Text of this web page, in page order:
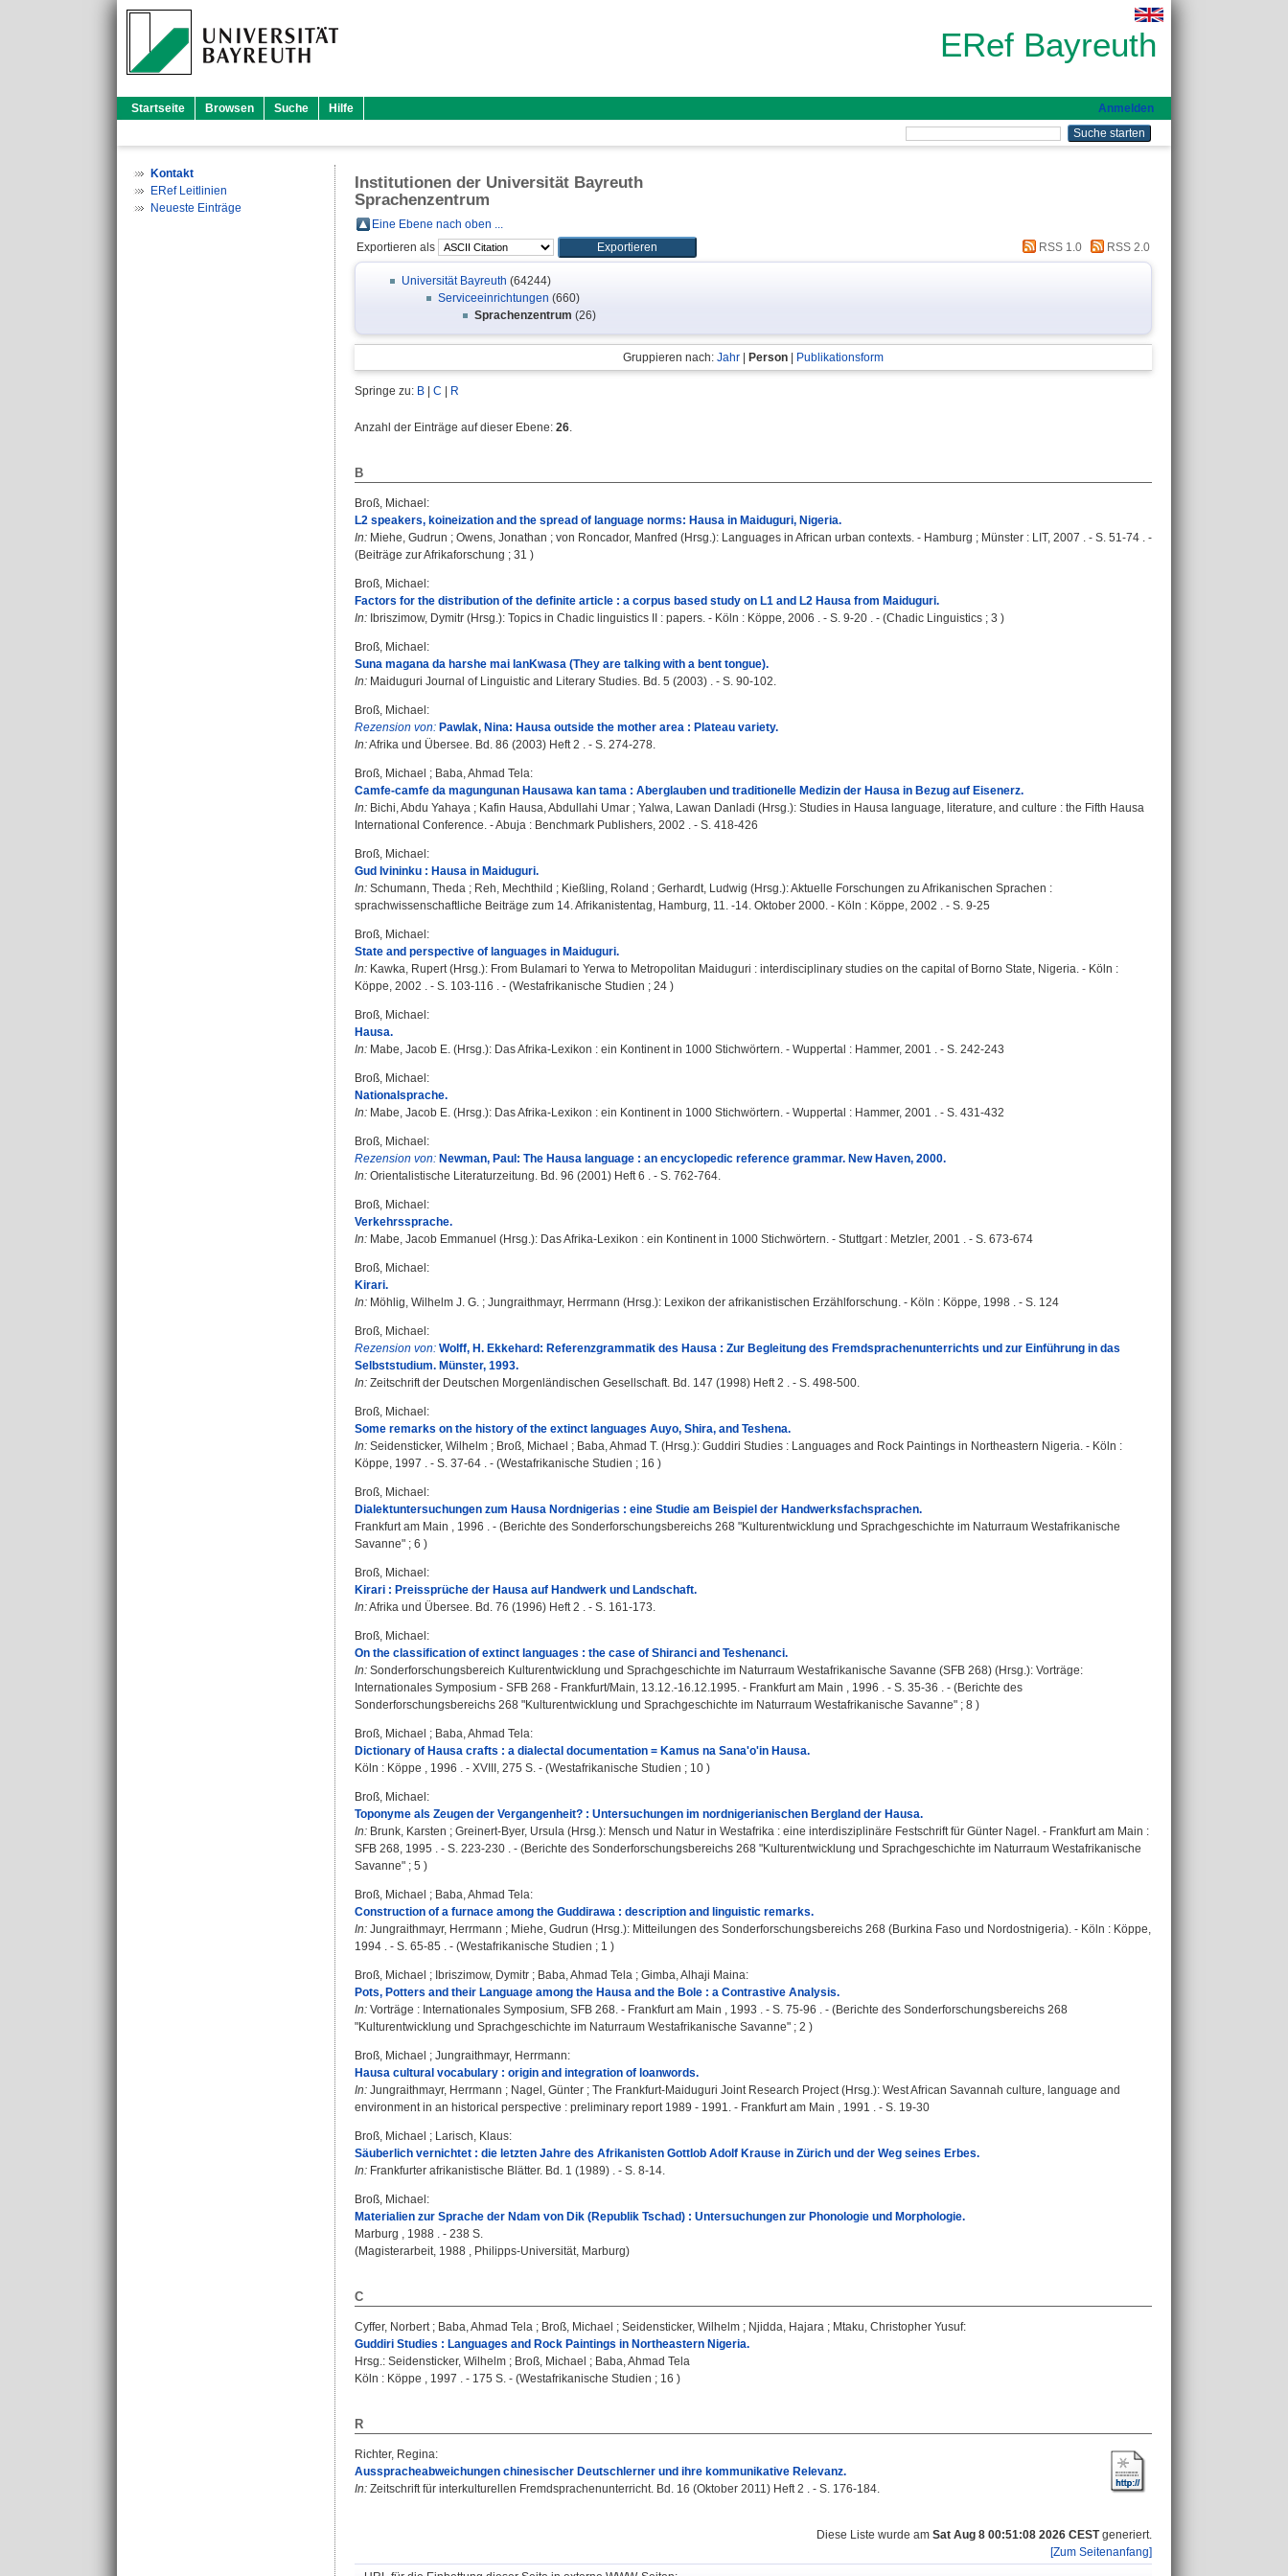
ERef Bayreuth
Startseite Browsen Suche Hilfe Anmelden
Kontakt
ERef Leitlinien
Neueste Einträge
Institutionen der Universität Bayreuth
Sprachenzentrum
Eine Ebene nach oben ...
Exportieren als
RSS 1.0 RSS 2.0
Universität Bayreuth (64244)
Serviceeinrichtungen (660)
Sprachenzentrum (26)
Gruppieren nach: Jahr Person Publikationsform
Springe zu: B C R
Anzahl der Einträge auf dieser Ebene: 26.
B
Broß, Michael :
L2 speakers, koineization and the spread of language norms: Hausa in Maiduguri, Nigeria.
In: Miehe, Gudrun ; Owens, Jonathan ; von Roncador, Manfred (Hrsg.): Languages in African urban contexts. - Hamburg ; Münster : LIT, 2007 . - S. 51-74 . -
(Beiträge zur Afrikaforschung ; 31 )
Broß, Michael :
Factors for the distribution of the definite article : a corpus based study on L1 and L2 Hausa from Maiduguri.
In: Ibriszimow, Dymitr (Hrsg.): Topics in Chadic linguistics II : papers. - Köln : Köppe, 2006 . - S. 9-20 . - (Chadic Linguistics ; 3 )
Broß, Michael :
Suna magana da harshe mai lanKwasa (They are talking with a bent tongue).
In: Maiduguri Journal of Linguistic and Literary Studies. Bd. 5 (2003) . - S. 90-102.
Broß, Michael :
Rezension von: Pawlak, Nina: Hausa outside the mother area : Plateau variety.
In:Afrika und Übersee. Bd. 86 (2003) Heft 2 . - S. 274-278.
Broß, Michael ; Baba, Ahmad Tela:
Camfe-camfe da magungunan Hausawa kan tama : Aberglauben und traditionelle Medizin der Hausa in Bezug auf Eisenerz.
In: Bichi, Abdu Yahaya ; Kafin Hausa, Abdullahi Umar ; Yalwa, Lawan Danladi (Hrsg.): Studies in Hausa language, literature, and culture : the Fifth Hausa
International Conference. - Abuja : Benchmark Publishers, 2002 . - S. 418-426
Broß, Michael :
Gud Ivininku : Hausa in Maiduguri.
In: Schumann, Theda ; Reh, Mechthild ; Kießling, Roland ; Gerhardt, Ludwig (Hrsg.): Aktuelle Forschungen zu Afrikanischen Sprachen :
sprachwissenschaftliche Beiträge zum 14. Afrikanistentag, Hamburg, 11. -14. Oktober 2000. - Köln : Köppe, 2002 . - S. 9-25
Broß, Michael :
State and perspective of languages in Maiduguri.
In: Kawka, Rupert(Hrsg.): From Bulamari to Yerwa to Metropolitan Maiduguri : interdisciplinary studies on the capital of Borno State, Nigeria. - Köln :
Köppe, 2002 . - S. 103-116 . - (Westafrikanische Studien ; 24 )
Broß, Michael :
Hausa.
In: Mabe, Jacob E. (Hrsg.): Das Afrika-Lexikon : ein Kontinent in 1000 Stichwörtern. - Wuppertal : Hammer, 2001 . - S. 242-243
Broß, Michael :
Nationalsprache.
In: Mabe, Jacob E. (Hrsg.): Das Afrika-Lexikon : ein Kontinent in 1000 Stichwörtern. - Wuppertal : Hammer, 2001 . - S. 431-432
Broß, Michael :
Rezension von: Newman, Paul: The Hausa language : an encyclopedic reference grammar. New Haven, 2000.
In: Orientalistische Literaturzeitung. Bd. 96 (2001) Heft 6 . - S. 762-764.
Broß, Michael :
Verkehrssprache.
In: Mabe, Jacob Emmanuel (Hrsg.): Das Afrika-Lexikon : ein Kontinent in 1000 Stichwörtern. - Stuttgart : Metzler, 2001 . - S. 673-674
Broß, Michael :
Kirari.
In: Möhlig, Wilhelm J. G. ; Jungraithmayr, Herrmann (Hrsg.): Lexikon der afrikanistischen Erzählforschung. - Köln : Köppe, 1998 . - S. 124
Broß, Michael :
Rezension von: Wolff, H. Ekkehard: Referenzgrammatik des Hausa : Zur Begleitung des Fremdsprachenunterrichts und zur Einführung in das
Selbststudium. Münster, 1993.
In: Zeitschrift der Deutschen Morgenländischen Gesellschaft. Bd. 147 (1998) Heft 2 . - S. 498-500.
Broß, Michael :
Some remarks on the history of the extinct languages Auyo, Shira, and Teshena.
In: Seidensticker, Wilhelm ; Broß, Michael ; Baba, Ahmad T. (Hrsg.): Guddiri Studies : Languages and Rock Paintings in Northeastern Nigeria. - Köln :
Köppe, 1997 . - S. 37-64 . - (Westafrikanische Studien ; 16 )
Broß, Michael :
Dialektuntersuchungen zum Hausa Nordnigerias : eine Studie am Beispiel der Handwerksfachsprachen.
Frankfurt am Main , 1996 . - (Berichte des Sonderforschungsbereichs 268 "Kulturentwicklung und Sprachgeschichte im Naturraum Westafrikanische
Savanne" ; 6 )
Broß, Michael :
Kirari : Preissprüche der Hausa auf Handwerk und Landschaft.
In:Afrika und Übersee. Bd. 76 (1996) Heft 2 . - S. 161-173.
Broß, Michael :
On the classification of extinct languages : the case of Shiranci and Teshenanci.
In: Sonderforschungsbereich Kulturentwicklung und Sprachgeschichte im Naturraum Westafrikanische Savanne (SFB 268) (Hrsg.): Vorträge:
Internationales Symposium - SFB 268 - Frankfurt/Main, 13.12.-16.12.1995. - Frankfurt am Main , 1996 . - S. 35-36 . - (Berichte des
Sonderforschungsbereichs 268 "Kulturentwicklung und Sprachgeschichte im Naturraum Westafrikanische Savanne" ; 8 )
Broß, Michael ; Baba, Ahmad Tela:
Dictionary of Hausa crafts : a dialectal documentation = Kamus na Sana'o'in Hausa.
Köln : Köppe , 1996 . - XVIII, 275 S. - (Westafrikanische Studien ; 10 )
Broß, Michael :
Toponyme als Zeugen der Vergangenheit? : Untersuchungen im nordnigerianischen Bergland der Hausa.
In: Brunk, Karsten ; Greinert-Byer, Ursula (Hrsg.): Mensch und Natur in Westafrika : eine interdisziplinäre Festschrift für Günter Nagel. - Frankfurt am Main :
SFB 268, 1995 . - S. 223-230 . - (Berichte des Sonderforschungsbereichs 268 "Kulturentwicklung und Sprachgeschichte im Naturraum Westafrikanische
Savanne" ; 5 )
Broß, Michael ; Baba, Ahmad Tela:
Construction of a furnace among the Guddirawa : description and linguistic remarks.
In: Jungraithmayr, Herrmann ; Miehe, Gudrun (Hrsg.): Mitteilungen des Sonderforschungsbereichs 268 (Burkina Faso und Nordostnigeria). - Köln : Köppe,
1994 . - S. 65-85 . - (Westafrikanische Studien ; 1 )
Broß, Michael ; Ibriszimow, Dymitr ; Baba, Ahmad Tela ; Gimba, Alhaji Maina:
Pots, Potters and their Language among the Hausa and the Bole : a Contrastive Analysis.
In: Vorträge : Internationales Symposium, SFB 268. - Frankfurt am Main , 1993 . - S. 75-96 . - (Berichte des Sonderforschungsbereichs 268
"Kulturentwicklung und Sprachgeschichte im Naturraum Westafrikanische Savanne" ; 2 )
Broß, Michael ; Jungraithmayr, Herrmann:
Hausa cultural vocabulary : origin and integration of loanwords.
In: Jungraithmayr, Herrmann ; Nagel, Günter ; The Frankfurt-Maiduguri Joint Research Project (Hrsg.): West African Savannah culture, language and
environment in an historical perspective : preliminary report 1989 - 1991. - Frankfurt am Main , 1991 . - S. 19-30
Broß, Michael ; Larisch, Klaus:
Säuberlich vernichtet : die letzten Jahre des Afrikanisten Gottlob Adolf Krause in Zürich und der Weg seines Erbes.
In: Frankfurter afrikanistische Blätter. Bd. 1 (1989) . - S. 8-14.
Broß, Michael :
Materialien zur Sprache der Ndam von Dik (Republik Tschad) : Untersuchungen zur Phonologie und Morphologie.
Marburg , 1988 . - 238 S.
(Magisterarbeit, 1988 , Philipps-Universität, Marburg)
C
Cyffer, Norbert; Baba, Ahmad Tela ; Broß, Michael ; Seidensticker, Wilhelm ; Njidda, Hajara ; Mtaku, Christopher Yusuf:
Guddiri Studies : Languages and Rock Paintings in Northeastern Nigeria.
Hrsg.: Seidensticker, Wilhelm ; Broß, Michael ; Baba, Ahmad Tela
Köln : Köppe , 1997 . - 175 S. - (Westafrikanische Studien ; 16 )
R
Richter, Regina:
Ausspracheabweichungen chinesischer Deutschlerner und ihre kommunikative Relevanz.
In: Zeitschrift für interkulturellen Fremdsprachenunterricht. Bd. 16 (Oktober 2011) Heft 2 . - S. 176-184.
Diese Liste wurde am Sat Aug 8 00:51:08 2026 CESTgeneriert.
[Zum Seitenanfang]